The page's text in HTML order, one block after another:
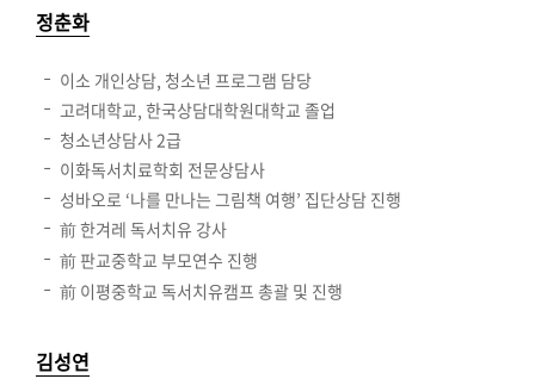
정춘화
이소 개인상담, 청소년 프로그램 담당
고려대학교, 한국상담대학원대학교 졸업
청소년상담사 2급
이화독서치료학회 전문상담사
성바오로 ‘나를 만나는 그림책 여행’ 집단상담 진행
前 한겨레 독서치유 강사
前 판교중학교 부모연수 진행
前 이평중학교 독서치유캠프 총괄 및 진행
김성연